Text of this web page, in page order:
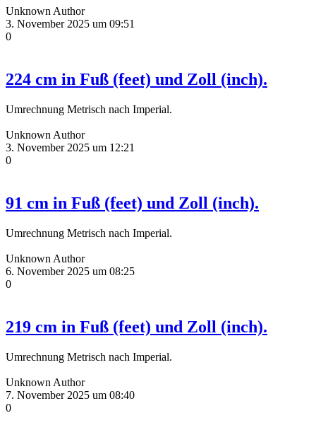
Unknown Author
3. November 2025 um 09:51
0
224 cm in Fuß (feet) und Zoll (inch).
Umrechnung Metrisch nach Imperial.
Unknown Author
3. November 2025 um 12:21
0
91 cm in Fuß (feet) und Zoll (inch).
Umrechnung Metrisch nach Imperial.
Unknown Author
6. November 2025 um 08:25
0
219 cm in Fuß (feet) und Zoll (inch).
Umrechnung Metrisch nach Imperial.
Unknown Author
7. November 2025 um 08:40
0